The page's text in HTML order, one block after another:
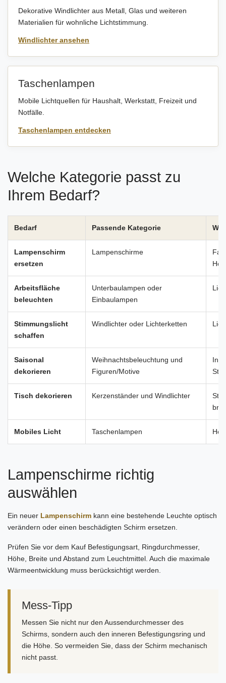
Dekorative Windlichter aus Metall, Glas und weiteren
Materialien für wohnliche Lichtstimmung.
Windlichter ansehen
Taschenlampen
Mobile Lichtquellen für Haushalt, Werkstatt, Freizeit und
Notfälle.
Taschenlampen entdecken
Welche Kategorie passt zu
Ihrem Bedarf?
Bedarf Passende Kategorie
Lampenschirm
ersetzen
Lampenschirme
Arbeitsfläche
beleuchten
Unterbaulampen oder
Einbaulampen
Stimmungslicht
schaffen
Windlichter oder Lichterketten
Saisonal
dekorieren
Weihnachtsbeleuchtung und
Figuren/Motive
Tisch dekorieren Kerzenständer und Windlichter
Mobiles Licht Taschenlampen
Lampenschirme richtig
auswählen
Ein neuer Lampenschirm kann eine bestehende Leuchte optisch
verändern oder einen beschädigten Schirm ersetzen.
Prüfen Sie vor dem Kauf Befestigungsart, Ringdurchmesser,
Höhe, Breite und Abstand zum Leuchtmittel. Auch die maximale
Wärmeentwicklung muss berücksichtigt werden.
Mess-Tipp
Messen Sie nicht nur den Aussendurchmesser des
Schirms, sondern auch den inneren Befestigungsring und
die Höhe. So vermeiden Sie, dass der Schirm mechanisch
nicht passt.